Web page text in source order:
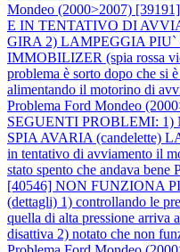
Mondeo (2000>2007)
E IN TENTATIVO DI
GIRA 2) LAMPEGGIA
IMMOBILIZER (spia rossa
problema è sorto dopo che si
alimentando il motorino di
Problema Ford Mondeo
SEGUENTI PROBLEMI:
SPIA AVARIA (candelette)
in tentativo di avviamento il
stato spento che andava bene
[40546] NON FUNZIONA
(dettagli) 1) controllando le
quella di alta pressione arriva
disattiva 2) notato che non